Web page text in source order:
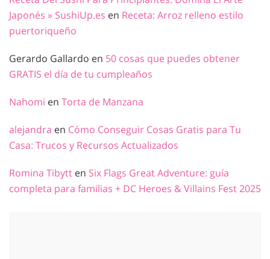
Japonés » SushiUp.es en Receta: Arroz relleno estilo
puertoriqueño
Gerardo Gallardo en 50 cosas que puedes obtener
GRATIS el día de tu cumpleaños
Nahomi en Torta de Manzana
alejandra en Cómo Conseguir Cosas Gratis para Tu
Casa: Trucos y Recursos Actualizados
Romina Tibytt en Six Flags Great Adventure: guía
completa para familias + DC Heroes & Villains Fest 2025